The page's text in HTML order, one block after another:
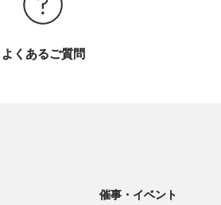
よくあるご質問
催事・イベント